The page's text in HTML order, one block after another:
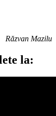
Răzvan Mazilu
la: